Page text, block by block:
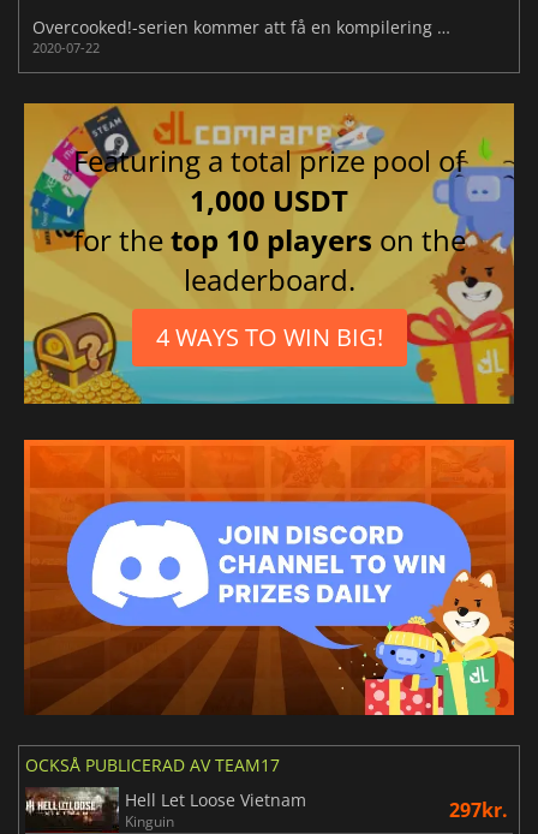
Overcooked!-serien kommer att få en kompilering på next-gen-konsolerna
2020-07-22
Featuring a total prize pool of
1,000 USDT
for thetop 10 players on the
leaderboard.
4 WAYS TO WIN BIG!
OCKSÅ PUBLICERAD AV TEAM17
Hell Let Loose Vietnam
Kinguin 297kr.